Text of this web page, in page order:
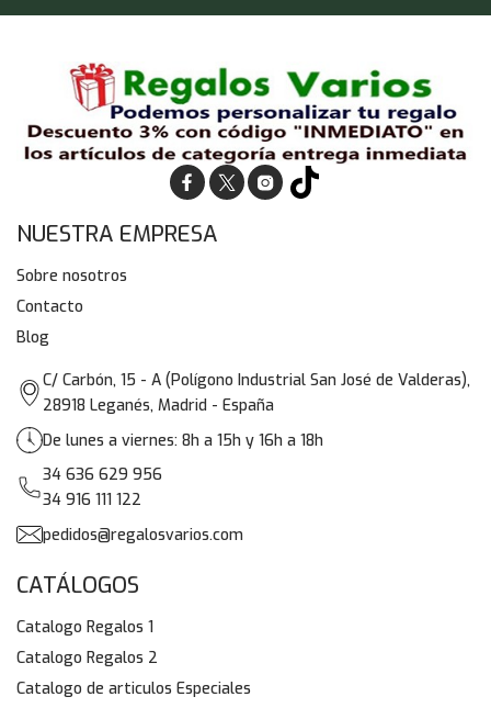
NUESTRA EMPRESA
Sobre nosotros
Contacto
Blog
C/ Carbón, 15 - A (Polígono Industrial San José de Valderas),
28918 Leganés, Madrid - España
De lunes a viernes: 8h a 15h y 16h a 18h
34 636 629 956
34 916 111 122
pedidos@regalosvarios.com
CATÁLOGOS
Catalogo Regalos 1
Catalogo Regalos 2
Catalogo de articulos Especiales